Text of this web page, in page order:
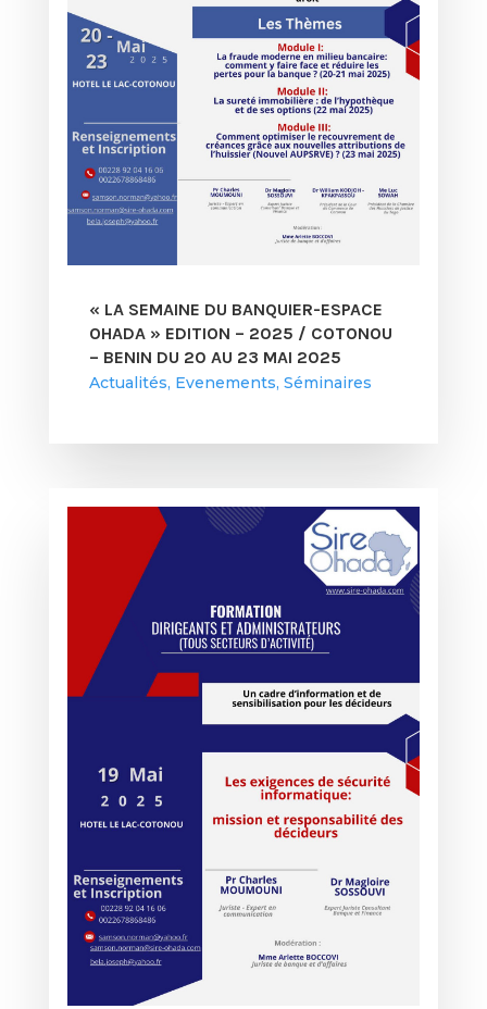
« LA SEMAINE DU BANQUIER-ESPACE
OHADA » EDITION – 2025 / COTONOU
– BENIN DU 20 AU 23 MAI 2025
Actualités, Evenements, Séminaires